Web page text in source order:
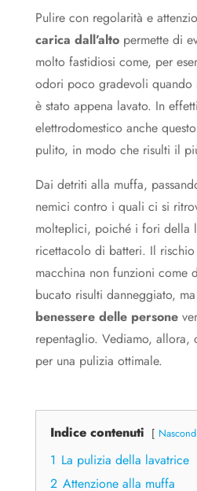
Pulire con regolarità e
carica dall’altopermette di
molto fastidiosi come, per
odori poco gradevoli quando
è stato appena lavato. In
elettrodomestico anche
pulito, in modo che risulti il
Dai detriti alla muffa,
nemici contro i quali ci si
molteplici, poiché i fori della
ricettacolo di batteri. Il
macchina non funzioni come
bucato risulti danneggiato,
benessere delle persone
repentaglio. Vediamo, allora,
per una pulizia ottimale.
Indice contenuti
1 La pulizia della lavatrice
2 Attenzione alla muffa